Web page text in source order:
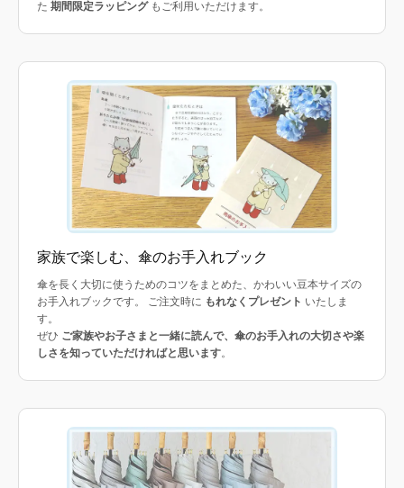
た 期間限定ラッピングもご利用いただけます。
家族で楽しむ、傘のお手入れブック
傘を長く大切に使うためのコツをまとめた、かわいい豆本サイズの
お手入れブックです。 ご注文時に もれなくプレゼント いたしま
す。
ぜひ ご家族やお子さまと一緒に読んで、傘のお手入れの大切さや楽
しさを知っていただければと思います。